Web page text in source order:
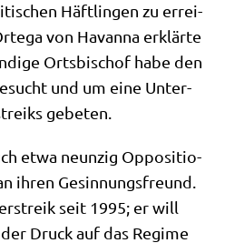
Häft­lin­gen zu errei­
von Havan­na erklär­te
Orts­bi­schof habe den
und um eine Unter­
gebeten.
etwa neun­zig Oppo­si­tio­
ihren Gesin­nungs­freund.
seit 1995; er will
Druck auf das Regime